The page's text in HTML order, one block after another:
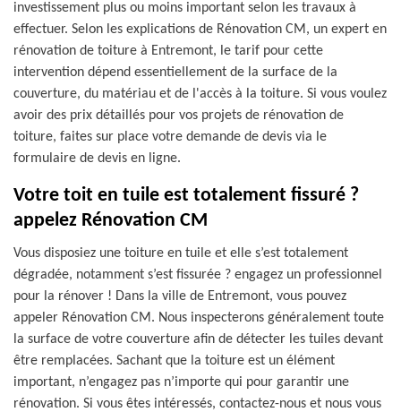
investissement plus ou moins important selon les travaux à
effectuer. Selon les explications de Rénovation CM, un expert en
rénovation de toiture à Entremont, le tarif pour cette
intervention dépend essentiellement de la surface de la
couverture, du matériau et de l'accès à la toiture. Si vous voulez
avoir des prix détaillés pour vos projets de rénovation de
toiture, faites sur place votre demande de devis via le
formulaire de devis en ligne.
Votre toit en tuile est totalement fissuré ?
appelez Rénovation CM
Vous disposiez une toiture en tuile et elle s’est totalement
dégradée, notamment s’est fissurée ? engagez un professionnel
pour la rénover ! Dans la ville de Entremont, vous pouvez
appeler Rénovation CM. Nous inspecterons généralement toute
la surface de votre couverture afin de détecter les tuiles devant
être remplacées. Sachant que la toiture est un élément
important, n’engagez pas n’importe qui pour garantir une
rénovation. Si vous êtes intéressés, contactez-nous et nous vous